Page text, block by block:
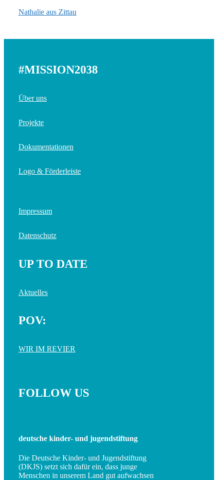
Nathalie aus Zittau
#MISSION2038
Über uns
Projekte
Dokumentationen
Logo & Förderleiste
Impressum
Datenschutz
UP TO DATE
Aktuelles
POV:
WIR IM REVIER
FOLLOW US
deutsche kinder- und jugendstiftung
Die Deutsche Kinder- und Jugendstiftung
(DKJS) setzt sich dafür ein, dass junge
Menschen in unserem Land gut aufwachsen